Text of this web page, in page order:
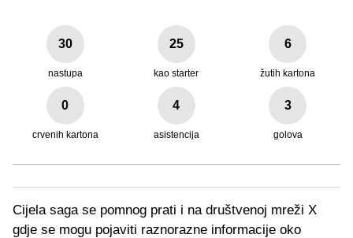
30
nastupa
25
kao starter
6
žutih kartona
0
crvenih kartona
4
asistencija
3
golova
Cijela saga se pomnog prati i na društvenoj mreži X
gdje se mogu pojaviti raznorazne informacije oko